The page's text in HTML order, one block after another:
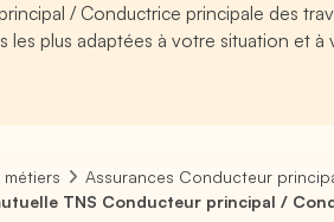
/ Conductrice principale des
plus adaptées à votre situation et à
métiers
Assurances Conducteur
TNS Conducteur principal /